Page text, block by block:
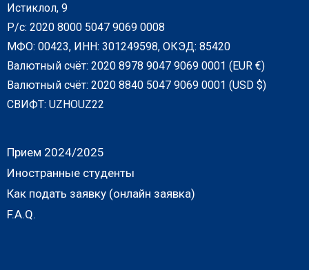
Истиклол, 9
Р/с: 2020 8000 5047 9069 0008
МФО: 00423, ИНН: 301249598, ОКЭД: 85420
Валютный счёт: 2020 8978 9047 9069 0001 (EUR €)
Валютный счёт: 2020 8840 5047 9069 0001 (USD $)
СВИФТ: UZHOUZ22
Прием 2024/2025
Иностранные студенты
Как подать заявку (онлайн заявка)
F.A.Q.